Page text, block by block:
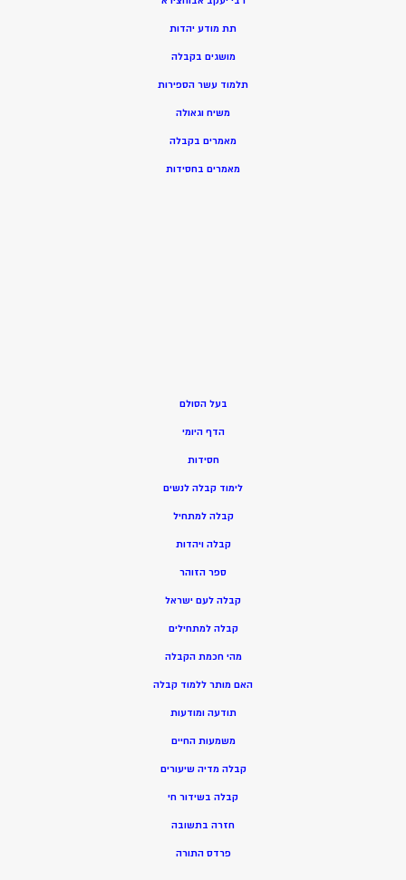
תת מודע יהדות
מושגים בקבלה
תלמוד עשר הספירות
משיח וגאולה
מאמרים בקבלה
מאמרים בחסידות
בעל הסולם
הדף היומי
חסידות
לימוד קבלה לנשים
קבלה למתחיל
קבלה ויהדות
ספר הזוהר
קבלה לעם ישראל
קבלה למתחילים
מהי חכמת הקבלה
האם מותר ללמוד קבלה
תודעה ומודעות
משמעות החיים
קבלה מדיה שיעורים
קבלה בשידור חי
חזרה בתשובה
פרדס התורה